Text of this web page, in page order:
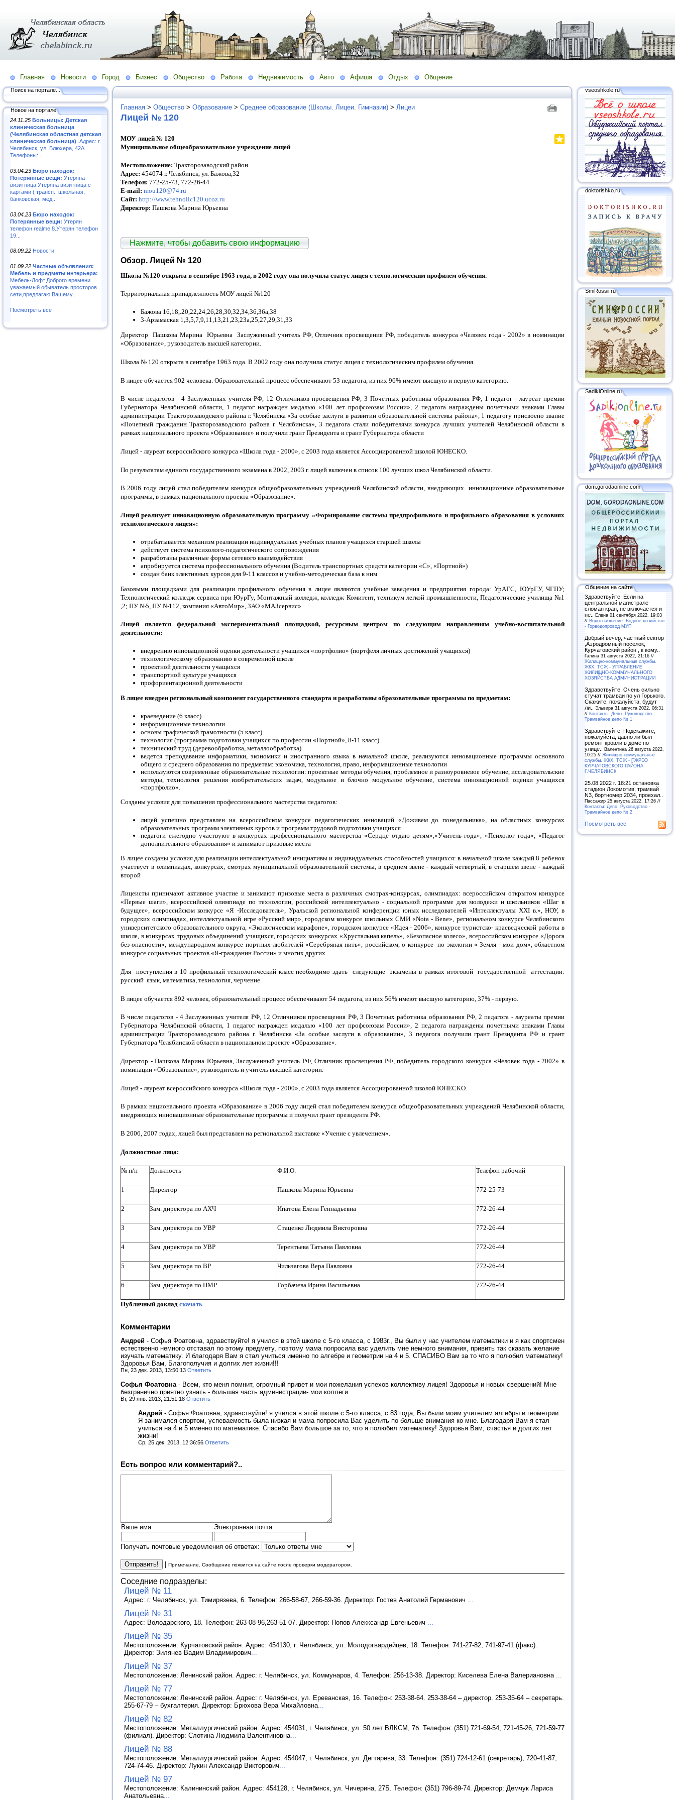
Главная Новости Город Бизнес Общество Работа Недвижимость Авто Афиша Отдых Общение
Поиск на портале...
Новое на портале
24.11.25 Больницы: Детская
клиническая больница
(Челябинская областная детская
клиническая больница) .Адрес: г.
Челябинск, ул. Блюхера, 42А
Телефоны:..
03.04.23 Бюро находок:
Потерянные вещи: Утеряна
визитница.Утеряна визитница с
картами ( трансп., школьная,
банковская, мед...
03.04.23 Бюро находок:
Потерянные вещи: Утерян
телефон realme 8.Утерян телефон
19...
08.09.22 Новости
01.09.22 Частные объявления:
Мебель и предметы интерьера:
Мебель-Лофт.Доброго времени
уважаемый обыватель просторов
сети,предлагаю Вашему..
Посмотреть все
Главная > Общество > Образование > Среднее образование (Школы. Лицеи. Гимназии) > Лицеи
Лицей № 120
МОУ лицей № 120
Муниципальное общеобразовательное учреждение лицей
Местоположение: Тракторозаводский район
Адрес: 454074 г. Челябинск, ул. Бажова,32
Телефон: 772-25-73, 772-26-44
E-mail: mou120@74.ru
Сайт: http://www.tehnolic120.ucoz.ru
Директор: Пашкова Марина Юрьевна
Нажмите, чтобы добавить свою информацию
Обзор. Лицей № 120
Школа №120 открыта в сентябре 1963 года, в 2002 году она получила статус лицея с технологическим профилем обучения.
Территориальная принадлежность МОУ лицей №120
Бажова 16,18,.20,22,24,26,28,30,32,34,36,36а,38
3-Арзамаская 1,3,5,7,9,11,13,21,23,23а,25,27,29,31,33
Директор Пашкова Марина Юрьевна Заслуженный учитель РФ, Отличник просвещения РФ, победитель конкурса «Человек года - 2002» в номинации
«Образование», руководитель высшей категории.
Школа № 120 открыта в сентябре 1963 года. В 2002 году она получила статус лицея с технологическим профилем обучения.
В лицее обучается 902 человека. Образовательный процесс обеспечивают 53 педагога, из них 96% имеют высшую и первую категорию.
В числе педагогов - 4 Заслуженных учителя РФ, 12 Отличников просвещения РФ, 3 Почетных работника образования РФ, 1 педагог - лауреат премии
Губернатора Челябинской области, 1 педагог награжден медалью «100 лет профсоюзам России», 2 педагога награждены почетными знаками Главы
администрации Тракторозаводского района г. Челябинска «За особые заслуги в развитии образовательной системы района», 1 педагогу присвоено звание
«Почетный гражданин Тракторозаводского района г. Челябинска», 3 педагога стали победителями конкурса лучших учителей Челябинской области в
рамках национального проекта «Образование» и получили грант Президента и грант Губернатора области
Лицей - лауреат всероссийского конкурса «Школа года - 2000», с 2003 года является Ассоциированной школой ЮНЕСКО.
По результатам единого государственного экзамена в 2002, 2003 г. лицей включен в список 100 лучших школ Челябинской области.
В 2006 году лицей стал победителем конкурса общеобразовательных учреждений Челябинской области, внедряющих инновационные образовательные
программы, в рамках национального проекта «Образование».
Лицей реализует инновационную образовательную программу «Формирование системы предпрофильного и профильного образования в условиях
технологического лицея»:
отрабатывается механизм реализации индивидуальных учебных планов учащихся старшей школы
действует система психолого-педагогического сопровождения
разработаны различные формы сетевого взаимодействия
апробируется система профессионального обучения (Водитель транспортных средств категории «С», «Портной»)
создан банк элективных курсов для 9-11 классов и учебно-методическая база к ним
Базовыми площадками для реализации профильного обучения в лицее являются учебные заведения и предприятия города: УрАГС, ЮУрГУ, ЧГПУ;
Технологический колледж сервиса при ЮурГу, Монтажный колледж, колледж Комитент, техникум легкой промышленности, Педагогические училища №1
,2; ПУ №5, ПУ №112, компания «АвтоМир», ЗАО «МАЗсервис».
Лицей является федеральной экспериментальной площадкой, ресурсным центром по следующим направлениям учебно-воспитательной
деятельности:
внедрению инновационной оценки деятельности учащихся «портфолио» (портфеля личных достижений учащихся)
технологическому образованию в современной школе
проектной деятельности учащихся
транспортной культуре учащихся
профориентационной деятельности
В лицее внедрен региональный компонент государственного стандарта и разработаны образовательные программы по предметам:
краеведение (6 класс)
информационные технологии
основы графической грамотности (5 класс)
технология (программа подготовки учащихся по профессии «Портной», 8-11 класс)
технический труд (деревообработка, металлообработка)
ведется преподавание информатики, экономики и иностранного языка в начальной школе, реализуются инновационные программы основного
общего и среднего образования по предметам: экономика, технология, право, информационные технологии
используются современные образовательные технологии: проектные методы обучения, проблемное и разноуровневое обучение, исследовательские
методы, технология решения изобретательских задач, модульное и блочно модульное обучение, система инновационной оценки учащихся
«портфолио».
Созданы условия для повышения профессионального мастерства педагогов:
лицей успешно представлен на всероссийском конкурсе педагогических инноваций «Доживем до понедельника», на областных конкурсах
образовательных программ элективных курсов и программ трудовой подготовки учащихся
педагоги ежегодно участвуют в конкурсах профессионального мастерства «Сердце отдаю детям»,«Учитель года», «Психолог года», «Педагог
дополнительного образования» и занимают призовые места
В лицее созданы условия для реализации интеллектуальной инициативы и индивидуальных способностей учащихся: в начальной школе каждый 8 ребенок
участвует в олимпиадах, конкурсах, смотрах муниципальной образовательной системы, в среднем звене - каждый четвертый, в старшем звене - каждый
второй
Лицеисты принимают активное участие и занимают призовые места в различных смотрах-конкурсах, олимпиадах: всероссийском открытом конкурсе
«Первые шаги», всероссийской олимпиаде по технологии, российской интеллектуально - социальной программе для молодежи и школьников «Шаг в
будущее», всероссийском конкурсе «Я -Исследователь», Уральской региональной конференции юных исследователей «Интеллектуалы ХХI в.», НОУ, в
городских олимпиадах, интеллектуальной игре «Русский мир», городском конкурсе школьных СМИ «Nota - Bеnе», региональном конкурсе Челябинского
университетского образовательного округа, «Экологическом марафоне», городском конкурсе «Идея - 2006», конкурсе туристско- краеведческой работы в
школе, в конкурсах трудовых объединений учащихся, городских конкурсах «Хрустальная капель», «Безопасное колесо», всероссийском конкурсе «Дорога
без опасности», международном конкурсе портных-любителей «Серебряная нить», российском, о конкурсе по экологии « Земля - мои дом», областном
конкурсе социальных проектов «Я-гражданин России» и многих других.
Для поступления в 10 профильный технологический класс необходимо здать следующие экзамены в рамках итоговой государственной аттестации:
русский язык, математика, технология, черчение.
В лицее обучается 892 человек, образовательный процесс обеспечивают 54 педагога, из них 56% имеют высшую категорию, 37% - первую.
В числе педагогов - 4 Заслуженных учителя РФ, 12 Отличников просвещения РФ, 3 Почетных работника образования РФ, 2 педагога - лауреаты премии
Губернатора Челябинской области, 1 педагог награжден медалью «100 лет профсоюзам России», 2 педагога награждены почетными знаками Главы
администрации Тракторозаводского района г. Челябинска «За особые заслуги в образовании», 3 педагога получили грант Президента РФ и грант
Губернатора Челябинской области в национальном проекте «Образование».
Директор - Пашкова Марина Юрьевна, Заслуженный учитель РФ, Отличник просвещения РФ, победитель городского конкурса «Человек года - 2002» в
номинации «Образование», руководитель и учитель высшей категории.
Лицей - лауреат всероссийского конкурса «Школа года - 2000», с 2003 года является Ассоциированной школой ЮНЕСКО.
В рамках национального проекта «Образование» в 2006 году лицей стал победителем конкурса общеобразовательных учреждений Челябинской области,
внедряющих инновационные образовательные программы и получил грант президента РФ.
В 2006, 2007 годах, лицей был представлен на региональной выставке «Учение с увлечением».
Должностные лица:
№ п/п Должность Ф.И.О. Телефон рабочий
1 Директор Пашкова Марина Юрьевна 772-25-73
2 Зам. директора по АХЧ Ипатова Елена Геннадьевна 772-26-44
3 Зам. директора по УВР Стаценко Людмила Викторовна 772-26-44
4 Зам. директора по УВР Терентьева Татьяна Павловна 772-26-44
5 Зам. директора по ВР Чильчагова Вера Павловна 772-26-44
6 Зам. директора по НМР Горбачева Ирина Васильевна 772-26-44
Публичный доклад скачать
Комментарии
Андрей - Софья Фоатовна, здравствуйте! я учился в этой школе с 5-го класса, с 1983г., Вы были у нас учителем математики и я как спортсмен
естественно немного отставал по этому предмету, поэтому мама попросила вас уделить мне немного внимания, привить так сказать желание
изучать математику. И благодаря Вам я стал учиться именно по алгебре и геометрии на 4 и 5. СПАСИБО Вам за то что я полюбил математику!
Здоровья Вам, Благополучия и долгих лет жизни!!!
Пн, 23 дек. 2013, 13:50:13 Ответить
Софья Фоатовна - Всем, кто меня помнит, огромный привет и мои пожелания успехов коллективу лицея! Здоровья и новых свершений! Мне
безгранично приятно узнать - большая часть администрации- мои коллеги
Вт, 29 янв. 2013, 21:51:18 Ответить
Андрей - Софья Фоатовна, здравствуйте! я учился в этой школе с 5-го класса, с 83 года, Вы были моим учителем алгебры и геометрии.
Я занимался спортом, успеваемость была низкая и мама попросила Вас уделить по больше внимания ко мне. Благодаря Вам я стал
учиться на 4 и 5 именно по математике. Спасибо Вам большое за то, что я полюбил математику! Здоровья Вам, счастья и долгих лет
жизни!
Ср, 25 дек. 2013, 12:36:56 Ответить
Есть вопрос или комментарий?..
Ваше имя Электронная почта
Получать почтовые уведомления об ответах:
Примечание. Сообщение появится на сайте после проверки модератором.
Соседние подразделы:
Лицей № 11
Адрес: г. Челябинск, ул. Тимирязева, 6. Телефон: 266-58-67, 266-59-36. Директор: Гостев Анатолий Германович ...
Лицей № 31
Адрес: Володарского, 18. Телефон: 263-08-96,263-51-07. Директор: Попов Алекксандр Евгеньевич ...
Лицей № 35
Местоположение: Курчатовский район. Адрес: 454130, г. Челябинск, ул. Молодогвардейцев, 18. Телефон: 741-27-82, 741-97-41 (факс).
Директор: Зилянев Вадим Владимирович...
Лицей № 37
Местоположение: Ленинский район. Адрес: г. Челябинск, ул. Коммунаров, 4. Телефон: 256-13-38. Директор: Киселева Елена Валериановна ...
Лицей № 77
Местоположение: Ленинский район. Адрес: г. Челябинск, ул. Ереванская, 16. Телефон: 253-38-64. 253-38-64 – директор. 253-35-64 – секретарь.
255-67-79 – бухгалтерия. Директор: Брюхова Вера Михайловна...
Лицей № 82
Местоположение: Металлургический район. Адрес: 454031, г. Челябинск, ул. 50 лет ВЛКСМ, 7б. Телефон: (351) 721-69-54, 721-45-26, 721-59-77
(филиал). Директор: Слотина Людмила Валентиновна...
Лицей № 88
Местоположение: Металлургический район. Адрес: 454047, г. Челябинск, ул. Дегтярева, 33. Телефон: (351) 724-12-61 (секретарь), 720-41-87,
724-74-46. Директор: Лукин Александр Викторович...
Лицей № 97
Местоположение: Калининский район. Адрес: 454128, г. Челябинск, ул. Чичерина, 27Б. Телефон: (351) 796-89-74. Директор: Демчук Лариса
Анатольевна...
vseoshkole.ru
doktorishko.ru
SmiRossii.ru
SadikiOnline.ru
dom.gorodaonline.com
Общение на сайте
Здравствуйте! Если на
центральной магистрале
сломан кран, не включается и
не.. Елена 01 сентября 2022, 19:03
// Водоснабжение. Водное хозяйство
- Горводопровод МУП
Добрый вечер, частный сектор
,Аэродромный поселок,
Курчатовский район , к кому..
Галина 31 августа 2022, 21:16 //
Жилищно-коммунальные службы.
ЖКХ. ТСЖ - УПРАВЛЕНИЕ
ЖИЛИЩНО-КОММУНАЛЬНОГО
ХОЗЯЙСТВА АДМИНИСТРАЦИИ
Здравствуйте. Очень сильно
стучат трамваи по ул Горького.
Скажите, пожалуйста, будут
ли.. Эльвира 31 августа 2022, 06:31
// Контакты: Депо. Руководство -
Трамвайное депо № 1
Здравствуйте. Подскажите,
пожалуйста, давно ли был
ремонт кровли в доме по
улице.. Валентина 26 августа 2022,
10:25 // Жилищно-коммунальные
службы. ЖКХ. ТСЖ - ПЖРЭО
КУРЧАТОВСКОГО РАЙОНА
Г.ЧЕЛЯБИНСК
25.08.2022 г. 18:21 остановка
стадион Локомотив, трамвай
N3, бортномер 2034, проехал..
Пассажир 25 августа 2022, 17:26 //
Контакты: Депо. Руководство -
Трамвайное депо № 2
Посмотреть все